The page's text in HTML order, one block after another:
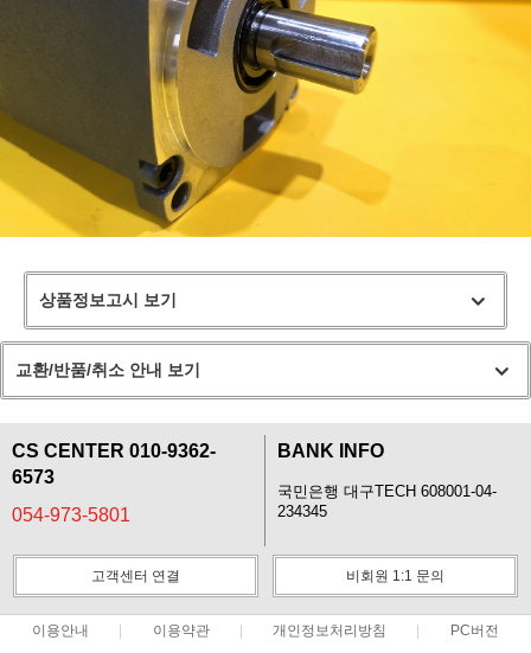
상품정보고시 보기
교환/반품/취소 안내 보기
CS CENTER 010-9362-
6573
054-973-5801
BANK INFO
국민은행 대구TECH 608001-04-
234345
고객센터 연결 비회원 1:1 문의
이용안내 이용약관 개인정보처리방침 PC버전